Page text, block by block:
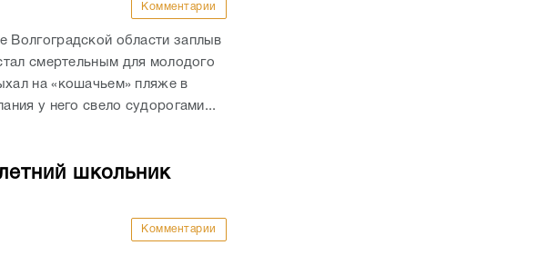
Комментарии
Волгоградской области заплыв
смертельным для молодого
на «кошачьем» пляже в
у него свело судорогами...
школьник
Комментарии